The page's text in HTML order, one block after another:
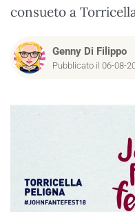
consueto a
Genny Di Filippo
Pubblicato il 06-08-